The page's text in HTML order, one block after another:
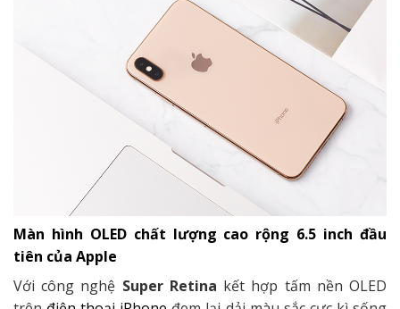
Màn hình OLED chất lượng cao rộng 6.5 inch đầu
tiên của Apple
Với công nghệ Super Retina kết hợp tấm nền OLED